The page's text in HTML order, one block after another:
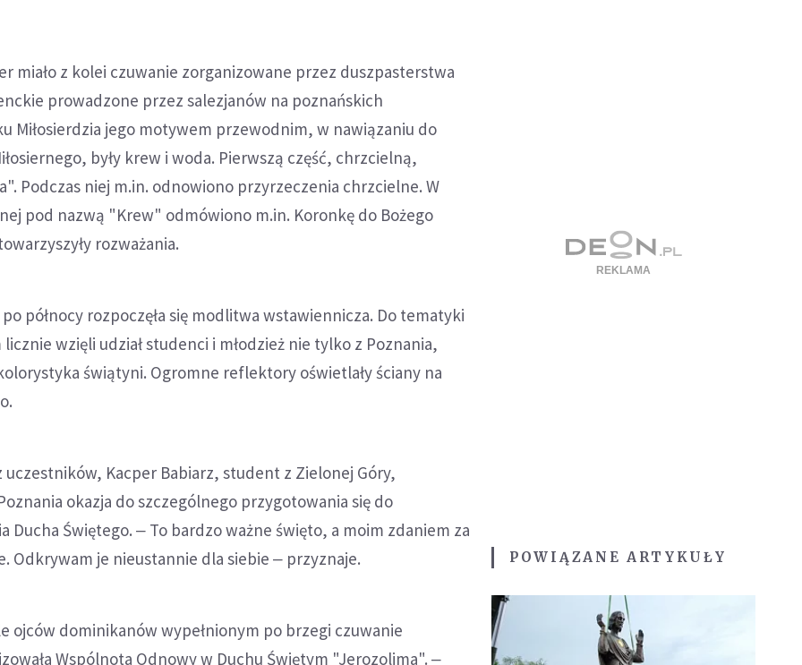
miało z kolei czuwanie zorganizowane przez duszpasterstwa
prowadzone przez salezjanów na poznańskich
Miłosierdzia jego motywem przewodnim, w nawiązaniu do
były krew i woda. Pierwszą część, chrzcielną,
Podczas niej m.in. odnowiono przyrzeczenia chrzcielne. W
pod nazwą "Krew" odmówiono m.in. Koronkę do Bożego
rozważania.
po północy rozpoczęła się modlitwa wstawiennicza. Do tematyki
wzięli udział studenci i młodzież nie tylko z Poznania,
świątyni. Ogromne reflektory oświetlały ściany na
uczestników, Kacper Babiarz, student z Zielonej Góry,
okazja do szczególnego przygotowania się do
Ducha Świętego. ‒ To bardzo ważne święto, a moim zdaniem za
Odkrywam je nieustannie dla siebie ‒ przyznaje.
ojców dominikanów wypełnionym po brzegi czuwanie
Wspólnota Odnowy w Duchu Świętym "Jerozolima". ‒
POWIĄZANE ARTYKUŁY